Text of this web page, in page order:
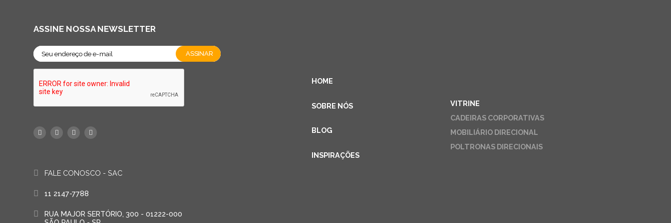
ASSINE NOSSA NEWSLETTER
FALE CONOSCO - SAC
11 2147-7788
RUA MAJOR SERTÓRIO, 300 - 01222-000
HOME
SOBRE NÓS
BLOG
INSPIRAÇÕES
VITRINE
CADEIRAS CORPORATIVAS
MOBILIÁRIO DIRECIONAL
POLTRONAS DIRECIONAIS